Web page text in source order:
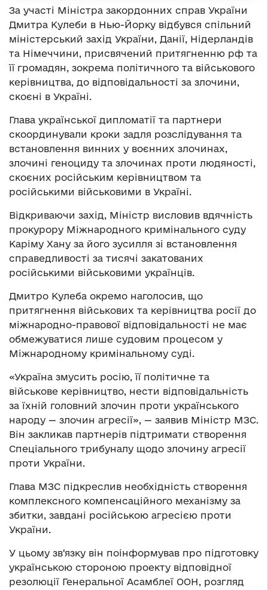
За участі Міністра закордонних справ України
Дмитра Кулеби в Нью-Йорку відбувся спільний
міністерський захід України, Данії, Нідерландів
та Німеччини, присвячений притягненню рф та
її громадян, зокрема політичного та військового
керівництва, до відповідальності за злочини,
скоєні в Україні.
Глава української дипломатії та партнери
скоординували кроки задля розслідування та
встановлення винних у воєнних злочинах,
злочині геноциду та злочинах проти людяності,
скоєних російським керівництвом та
російськими військовими в Україні.
Відкриваючи захід, Міністр висловив вдячність
прокурору Міжнародного кримінального суду
Каріму Хану за його зусилля зі встановлення
справедливості за тисячі закатованих
російськими військовими українців.
Дмитро Кулеба окремо наголосив, що
притягнення військових та керівництва росії до
міжнародно-правової відповідальності не має
обмежуватися лише судовим процесом у
Міжнародному кримінальному суді.
«Україна змусить росію, її політичне та
військове керівництво, нести відповідальність
за їхній головний злочин проти українського
народу — злочин агресії», — заявив Міністр МЗС.
Він закликав партнерів підтримати створення
Спеціального трибуналу щодо злочину агресії
проти України.
Глава МЗС підкреслив необхідність створення
комплексного компенсаційного механізму за
збитки, завдані російською агресією проти
України.
У цьому зв‘язку він поінформував про підготовку
українською стороною проекту відповідної
резолюції Генеральної Асамблеї ООН, розгляд